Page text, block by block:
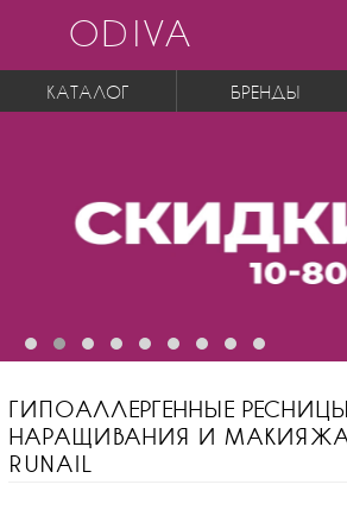
ODIVA
КАТАЛОГ БРЕНДЫ
ГИПОАЛЛЕРГЕННЫЕ
НАРАЩИВАНИЯ И МАКИЯЖА
RUNAIL